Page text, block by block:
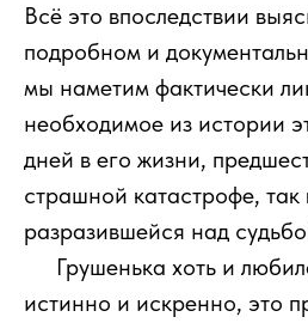
Всё это впоследствии
подробном и
мы наметим фактически
необходимое из истории
дней в его жизни,
страшной катастрофе, так
разразившейся над
Грушенька хоть и
истинно и искренно, это